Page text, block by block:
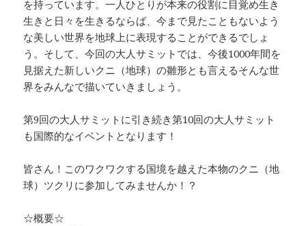
を持っています。一人ひとりが本来の役割に目覚め生き
生きと日々を生きるならば、今まで見たこともないよう
な美しい世界を地球上に表現することができるでしょ
う。そして、今回の大人サミットでは、今後1000年間を
見据えた新しいクニ（地球）の雛形とも言えるそんな世
界をみんなで描いていきましょう。
第9回の大人サミットに引き続き第10回の大人サミット
も国際的なイベントとなります！
皆さん！このワクワクする国境を越えた本物のクニ（地
球）ツクリに参加してみませんか！？
☆概要☆